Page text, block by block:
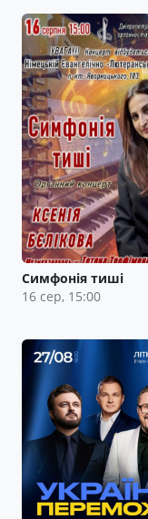
Симфонія тиші
16 сер, 15:00